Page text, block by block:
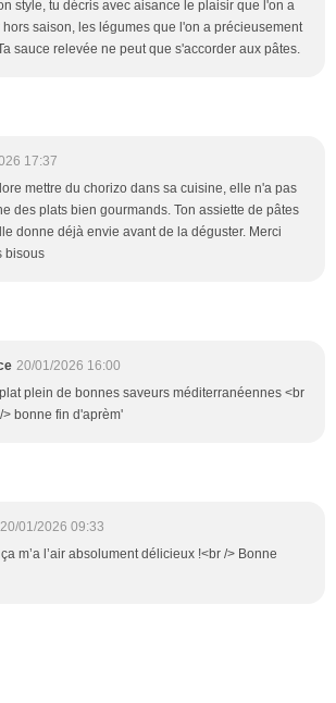
style, tu décris avec aisance le plaisir que l'on a
saison, les légumes que l'on a précieusement
sauce relevée ne peut que s'accorder aux pâtes.
17:37
mettre du chorizo dans sa cuisine, elle n'a pas
des plats bien gourmands. Ton assiette de pâtes
donne déjà envie avant de la déguster. Merci
bisous
20/01/2026 16:00
plein de bonnes saveurs méditerranéennes <br
> bonne fin d'aprèm'
20/01/2026 09:33
m’a l’air absolument délicieux !<br /> Bonne